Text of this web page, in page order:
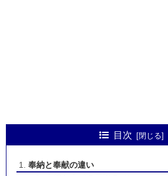
目次
奉納と奉献の違い